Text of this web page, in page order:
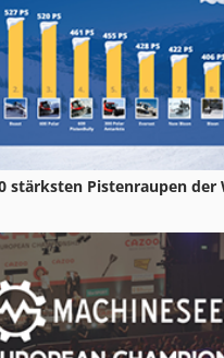
stärksten Pistenraupen der